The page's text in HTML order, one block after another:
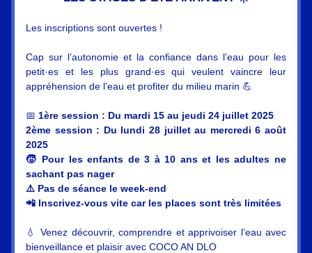
Les inscriptions sont ouvertes !
Cap sur l’autonomie et la confiance dans l’eau pour les
petit·es et les plus grand·es qui veulent vaincre leur
appréhension de l’eau et profiter du milieu marin 💪
📅 1ère session : Du mardi 15 au jeudi 24 juillet 2025
2ème session : Du lundi 28 juillet au mercredi 6 août
2025
🧒 Pour les enfants de 3 à 10 ans et les adultes ne
sachant pas nager
⚠️ Pas de séance le week-end
📲 Inscrivez-vous vite car les places sont très limitées
💧 Venez découvrir, comprendre et apprivoiser l’eau avec
bienveillance et plaisir avec COCO AN DLO